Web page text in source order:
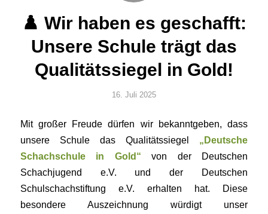
♟️ Wir haben es geschafft:
Unsere Schule trägt das
Qualitätssiegel in Gold!
16. Juli 2025
Mit großer Freude dürfen wir bekanntgeben, dass
unsere Schule das Qualitätssiegel „Deutsche
Schachschule in Gold“ von der Deutschen
Schachjugend e.V. und der Deutschen
Schulschachstiftung e.V. erhalten hat. Diese
besondere Auszeichnung würdigt unser